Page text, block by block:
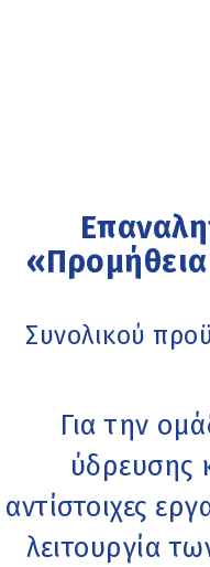
Συνολικού
Για την
ύδρευσης
αντίστοιχες
λειτουργία